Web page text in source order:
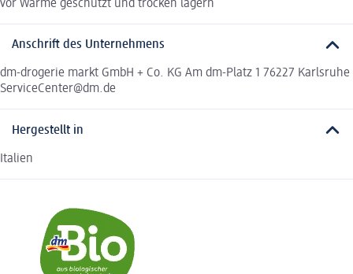
vor Wärme geschützt und trocken lagern
Anschrift des Unternehmens
dm-drogerie markt GmbH + Co. KG Am dm-Platz 1 76227 Karlsruhe
ServiceCenter@dm.de
Hergestellt in
Italien